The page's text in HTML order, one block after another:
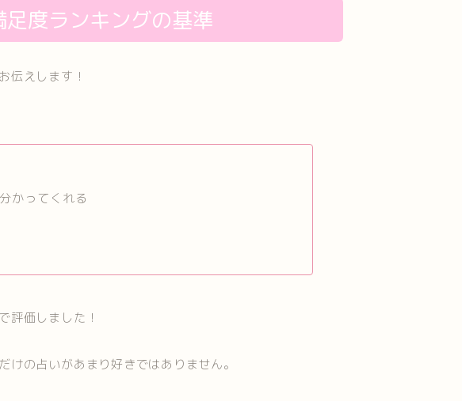
度ランキングの基準
伝えします！
かってくれる
評価しました！
の占いがあまり好きではありません。